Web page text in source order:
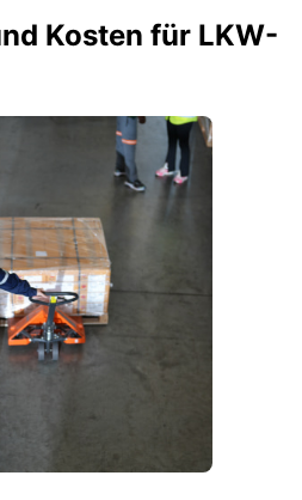
Kosten für LKW-